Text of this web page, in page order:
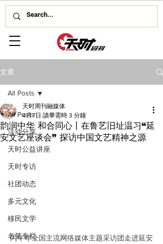
文章
All Posts
活动分享
天时公益讲座
天时专访
社团动态
多元文化
移民文学
名笔专栏
All Posts
韵润中华 和合同心丨在鲁艺旧址温习“延
安文艺座谈会” 探访中国文艺精神之源
天时周刊融媒体
4月7日 讀畢需時 3 分鐘
丙午年全国主流网络媒体主题采访团走进延安